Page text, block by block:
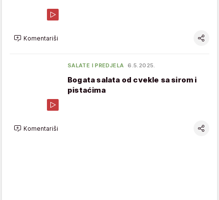
Komentariši
SALATE I PREDJELA 6.5.2025.
Bogata salata od cvekle sa sirom i
pistaćima
Komentariši